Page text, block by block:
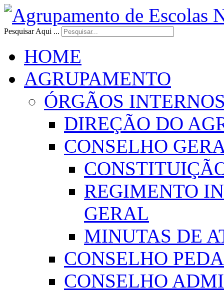
Pesquisar Aqui ...
HOME
AGRUPAMENTO
ÓRGÃOS
DIREÇÃO DO
CONSELHO
REGIMENTO
GERAL
MINUTAS DE
CONSELHO
CONSELHO